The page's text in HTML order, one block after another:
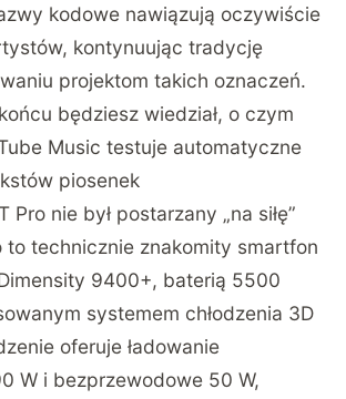
kodowe nawiązują oczywiście
kontynuując tradycję
projektom takich oznaczeń.
będziesz wiedział, o czym
Music testuje automatyczne
piosenek
Pro nie był postarzany „na siłę”
to technicznie znakomity smartfon
9400+, baterią 5500
systemem chłodzenia 3D
oferuje ładowanie
W i bezprzewodowe 50 W,